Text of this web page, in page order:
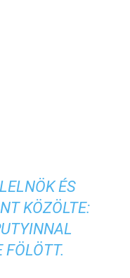
ÉS
KÖZÖLTE: